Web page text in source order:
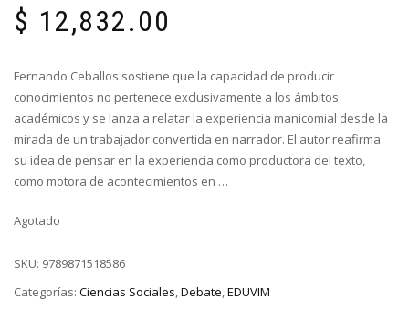
$ 12,832.00
Fernando Ceballos sostiene que la capacidad de producir
conocimientos no pertenece exclusivamente a los ámbitos
académicos y se lanza a relatar la experiencia manicomial desde la
mirada de un trabajador convertida en narrador. El autor reafirma
su idea de pensar en la experiencia como productora del texto,
como motora de acontecimientos en …
Agotado
SKU: 9789871518586
Categorías: Ciencias Sociales,Debate,EDUVIM